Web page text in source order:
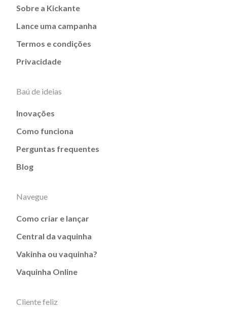
Sobre a Kickante
Lance uma campanha
Termos e condições
Privacidade
Baú de ideias
Inovações
Como funciona
Perguntas frequentes
Blog
Navegue
Como criar e lançar
Central da vaquinha
Vakinha ou vaquinha?
Vaquinha Online
Cliente feliz